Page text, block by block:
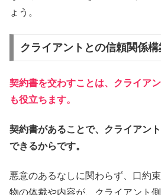
ょう。
クライアントとの信頼関係
契約書を交わすことは、クライア
も役立ちます。
契約書があることで、クライアン
できるからです。
悪意のあるなしに関わらず、口約
物の体裁や内容が、クライアント